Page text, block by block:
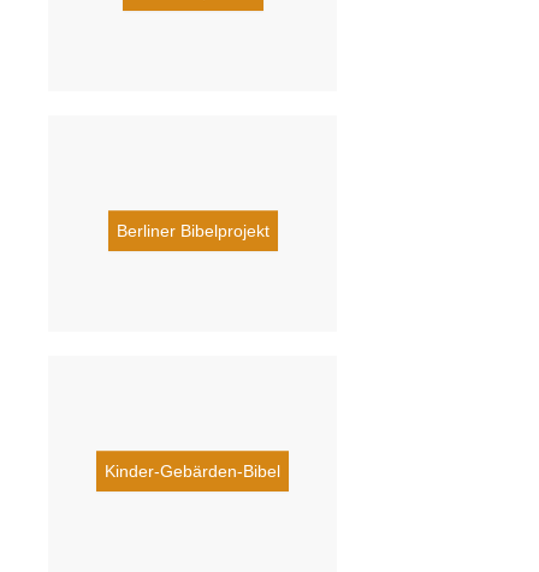
Berliner Bibelprojekt
Kinder-Gebärden-Bibel